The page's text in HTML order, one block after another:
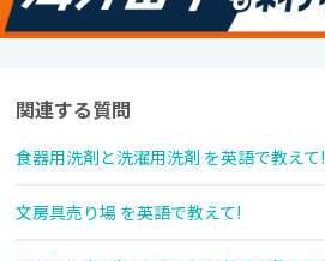
関連する質問
食器用洗剤と洗濯用洗剤 を英語で教えて!
文房具売り場 を英語で教えて!